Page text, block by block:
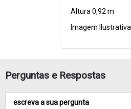
Altura 0,92 m
Imagem Ilustrativa
Perguntas e Respostas